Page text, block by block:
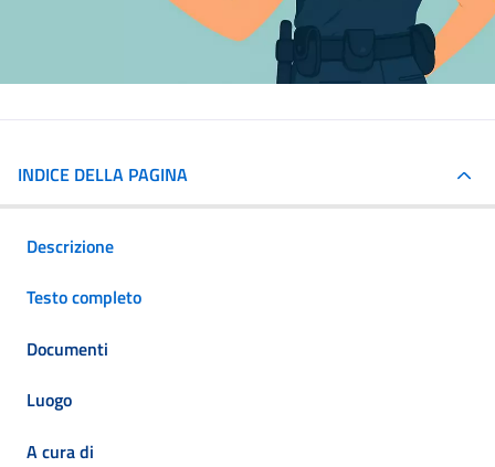
INDICE DELLA PAGINA
Descrizione
Testo completo
Documenti
Luogo
A cura di